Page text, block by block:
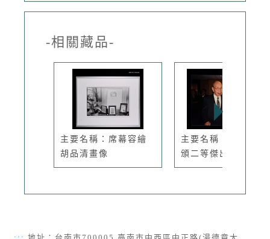
-相關藏品-
主要名稱：席幕容繪
胡品清畫像
主要名稱：胡品清獲
頒二等傑出...